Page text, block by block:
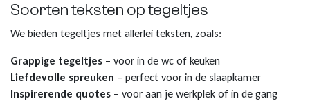
Soorten teksten op tegeltjes
We bieden tegeltjes met allerlei teksten, zoals:
Grappige tegeltjes – voor in de wc of keuken
Liefdevolle spreuken – perfect voor in de slaapkamer
Inspirerende quotes – voor aan je werkplek of in de gang